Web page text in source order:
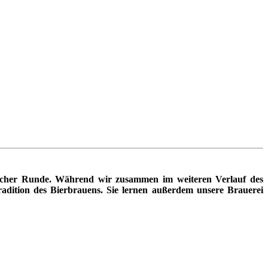
Runde. Während wir zusammen im weiteren Verlauf des
des Bierbrauens. Sie lernen außerdem unsere Brauerei